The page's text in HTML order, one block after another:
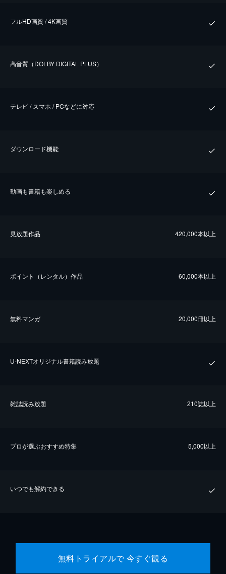
フルHD画質 / 4K画質
⾼⾳質（DOLBY DIGITAL PLUS）
テレビ / スマホ / PCなどに対応
ダウンロード機能
動画も書籍も楽しめる
⾒放題作品 420,000本以上
ポイント（レンタル）作品 60,000本以上
無料マンガ 20,000冊以上
U-NEXTオリジナル書籍読み放題
雑誌読み放題 210誌以上
プロが選ぶおすすめ特集 5,000以上
いつでも解約できる
無料トライアルで 今すぐ観る